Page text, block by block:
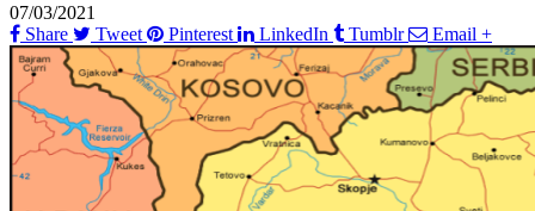
07/03/2021
Share
Tweet Pinterest LinkedIn Tumblr Email +